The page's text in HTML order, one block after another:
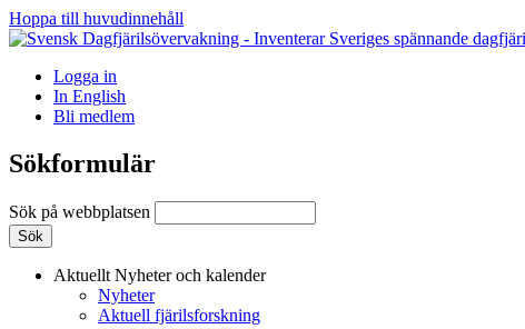
Hoppa till huvudinnehåll
Logga in
In English
Bli medlem
Sökformulär
Sök på webbplatsen
Aktuellt Nyheter och kalender
Nyheter
Aktuell fjärilsforskning